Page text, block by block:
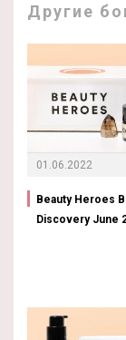
Другие
01.06.2022
Beauty Heroes
Discovery June